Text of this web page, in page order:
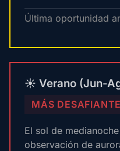
Última oportunidad
☀️ Verano (Jun-
MÁS DESAFIANTE
El sol de
observación de